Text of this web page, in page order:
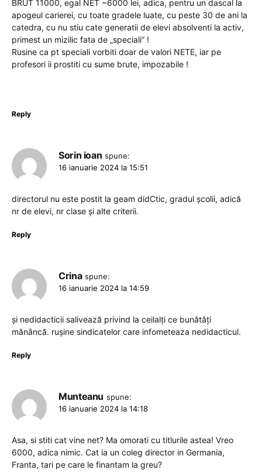
BRUT 11000, egal NET ~6000 lei, adica, pentru un dascal la
apogeul carierei, cu toate gradele luate, cu peste 30 de ani la
catedra, cu nu stiu cate generatii de elevi absolventi la activ,
primest un mizilic fata de „speciali” !
Rusine ca pt speciali vorbiti doar de valori NETE, iar pe
profesori ii prostiti cu sume brute, impozabile !
Reply
Sorin ioan spune:
16 ianuarie 2024 la 15:51
directorul nu este postit la geam didCtic, gradul școlii, adică
nr de elevi, nr clase și alte criterii.
Reply
Crina spune:
16 ianuarie 2024 la 14:59
și nedidacticii salivează privind la ceilalți ce bunătăți
mănâncă. rușine sindicatelor care infometeaza nedidacticul.
Reply
Munteanu spune:
16 ianuarie 2024 la 14:18
Asa, si stiti cat vine net? Ma omorati cu titlurile astea! Vreo
6000, adica nimic. Cat ia un coleg director in Germania,
Franta, tari pe care le finantam la greu?